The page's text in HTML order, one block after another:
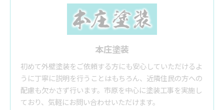
本庄塗装
初めて外壁塗装をご依頼する方にも安心していただけるよ
うに丁寧に説明を行うことはもちろん、近隣住民の方への
配慮も欠かさず行います。市原を中心に塗装工事を実施し
ており、気軽にお問い合わせいただけます。